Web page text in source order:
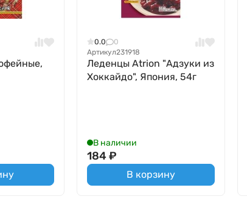
0.0
0
Артикул231918
Леденцы Atrion "Адзуки из
Хоккайдо", Япония, 54г
В наличии
184 ₽
В корзину